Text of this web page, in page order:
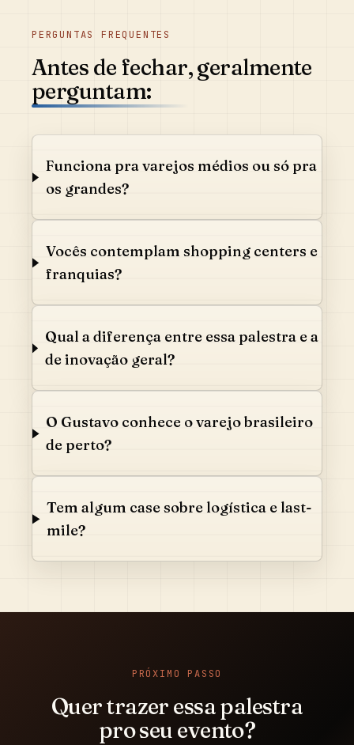
PERGUNTAS FREQUENTES
Antes de fechar, geralmente
perguntam:
Funciona pra varejos médios ou só pra
os grandes?
Vocês contemplam shopping centers e
franquias?
Qual a diferença entre essa palestra e a
de inovação geral?
O Gustavo conhece o varejo brasileiro
de perto?
Tem algum case sobre logística e last-
mile?
PRÓXIMO PASSO
Quer trazer essa palestra
pro seu evento?